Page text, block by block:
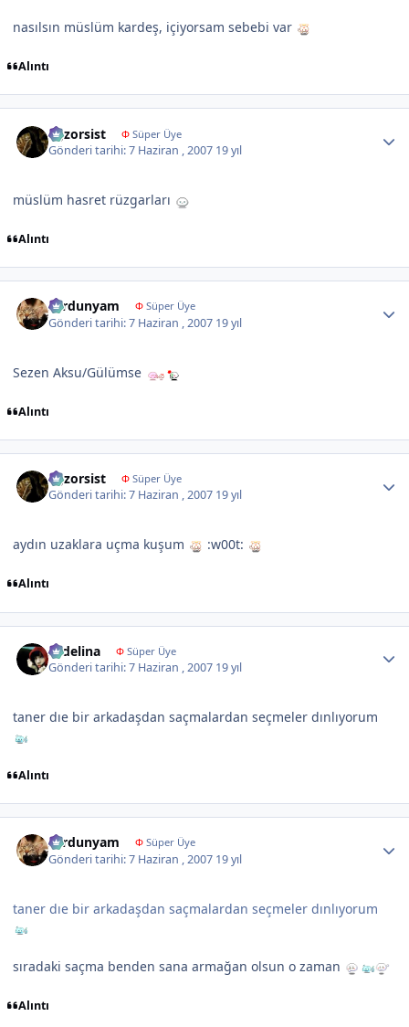
nasılsın müslüm kardeş, içiyorsam sebebi var
Alıntı
egzorsist ΦSüper Üye
Gönderi tarihi:7 Haziran , 2007 19 yıl
müslüm hasret rüzgarları
Alıntı
sardunyam ΦSüper Üye
Gönderi tarihi:7 Haziran , 2007 19 yıl
Sezen Aksu/Gülümse
Alıntı
egzorsist ΦSüper Üye
Gönderi tarihi:7 Haziran , 2007 19 yıl
aydın uzaklara uçma kuşum :w00t:
Alıntı
sedelina ΦSüper Üye
Gönderi tarihi:7 Haziran , 2007 19 yıl
taner dıe bir arkadaşdan saçmalardan seçmeler dınlıyorum
Alıntı
sardunyam ΦSüper Üye
Gönderi tarihi:7 Haziran , 2007 19 yıl
taner dıe bir arkadaşdan saçmalardan seçmeler dınlıyorum
sıradaki saçma benden sana armağan olsun o zaman
Alıntı